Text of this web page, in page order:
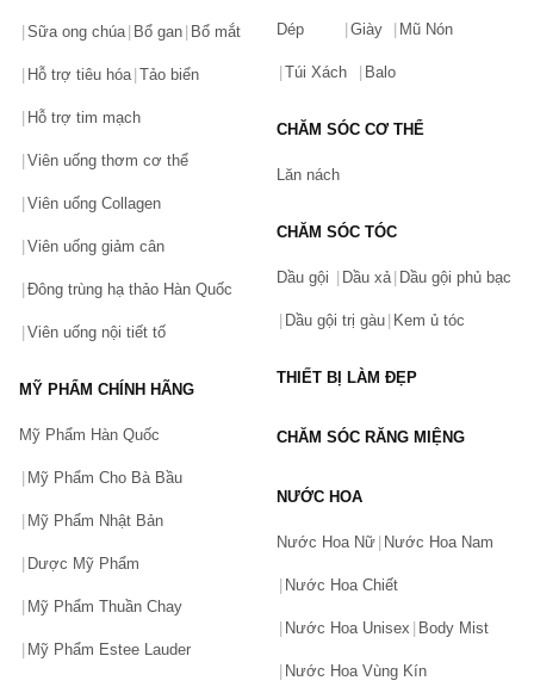
Sữa ong chúa Bổ gan Bổ mắt
Hỗ trợ tiêu hóa Tảo biển
Hỗ trợ tim mạch
Viên uống thơm cơ thể
Viên uống Collagen
Viên uống giảm cân
Đông trùng hạ thảo Hàn Quốc
Viên uống nội tiết tố
MỸ PHẨM CHÍNH HÃNG
Mỹ Phẩm Hàn Quốc
Mỹ Phẩm Cho Bà Bầu
Mỹ Phẩm Nhật Bản
Dược Mỹ Phẩm
Mỹ Phẩm Thuần Chay
Mỹ Phẩm Estee Lauder
Dép Giày Mũ Nón
Túi Xách Balo
CHĂM SÓC CƠ THỂ
Lăn nách
CHĂM SÓC TÓC
Dầu gội Dầu xả Dầu gội phủ bạc
Dầu gội trị gàu Kem ủ tóc
THIẾT BỊ LÀM ĐẸP
CHĂM SÓC RĂNG MIỆNG
NƯỚC HOA
Nước Hoa Nữ Nước Hoa Nam
Nước Hoa Chiết
Nước Hoa Unisex Body Mist
Nước Hoa Vùng Kín